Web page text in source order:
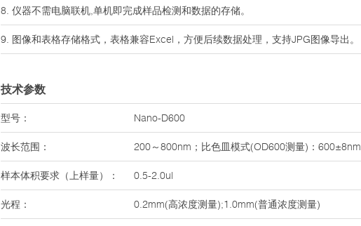
8. 仪器不需电脑联机,单机即完成样品检测和数据的存储。
9. 图像和表格存储格式，表格兼容Excel，方便后续数据处理，支持JPG图像导出。
技术参数
型号： Nano-D600
波长范围： 200～800nm；比色皿模式(OD600测量)：600±8nm
样本体积要求（上样量）： 0.5-2.0ul
光程： 0.2mm(高浓度测量);1.0mm(普通浓度测量)